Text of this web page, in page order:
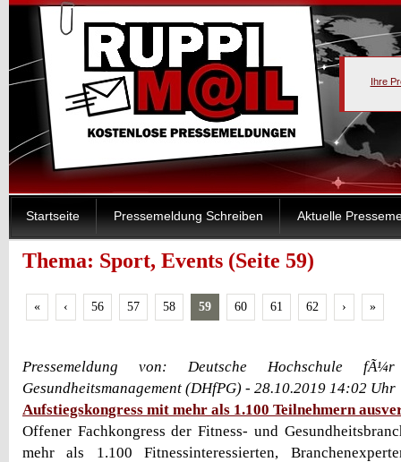
Ihre
Startseite Pressemeldung Schreiben Aktuelle
Thema: Sport, Events (Seite 59)
« ‹ 56 57 58 59 60 61 62 › »
Pressemeldung von: Deutsche Hochschule
Gesundheitsmanagement (DHfPG) - 28.10.2019 14:02 Uhr
Aufstiegskongress mit mehr als 1.100 Teilnehmern
Offener Fachkongress der Fitness- und
mehr als 1.100 Fitnessinteressierten,